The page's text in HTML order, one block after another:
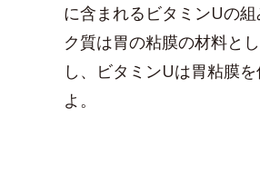
に含まれるビタミンUの
ク質は胃の粘膜の材料と
し、ビタミンUは胃粘膜
よ。